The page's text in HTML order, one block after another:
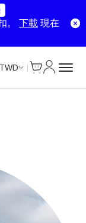
。 下載 現在
TWD